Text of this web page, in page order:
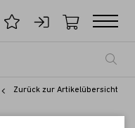
Zurück zur Artikelübersicht